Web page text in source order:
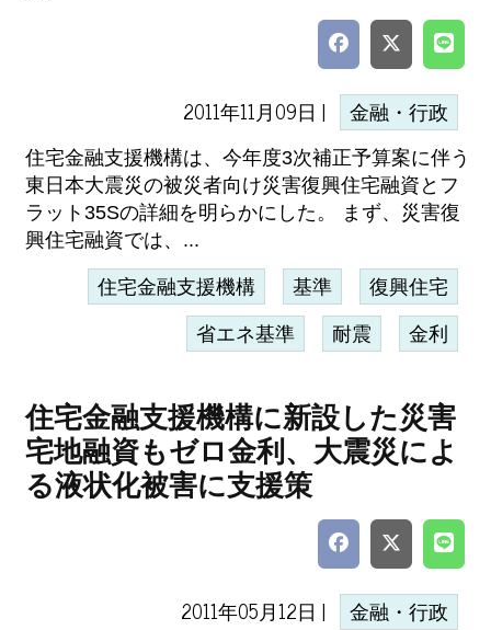
2011年11月09日 | 金融・行政
住宅金融支援機構は、今年度3次補正予算案に伴う
東日本大震災の被災者向け災害復興住宅融資とフ
ラット35Sの詳細を明らかにした。 まず、災害復
興住宅融資では、...
住宅金融支援機構 基準 復興住宅
省エネ基準 耐震 金利
住宅金融支援機構に新設した災害
宅地融資もゼロ金利、大震災によ
る液状化被害に支援策
2011年05月12日 | 金融・行政